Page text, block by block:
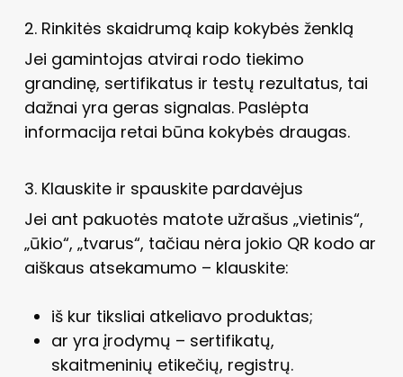
2. Rinkitės skaidrumą kaip kokybės ženklą
Jei gamintojas atvirai rodo tiekimo
grandinę, sertifikatus ir testų rezultatus, tai
dažnai yra geras signalas. Paslėpta
informacija retai būna kokybės draugas.
3. Klauskite ir spauskite pardavėjus
Jei ant pakuotės matote užrašus „vietinis“,
„ūkio“, „tvarus“, tačiau nėra jokio QR kodo ar
aiškaus atsekamumo – klauskite:
iš kur tiksliai atkeliavo produktas;
ar yra įrodymų – sertifikatų,
skaitmeninių etikečių, registrų.